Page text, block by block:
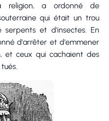
religion, a ordonné de
qui était un trou
et d'insectes. En
d'arrêter et d'emmener
et ceux qui cachaient des